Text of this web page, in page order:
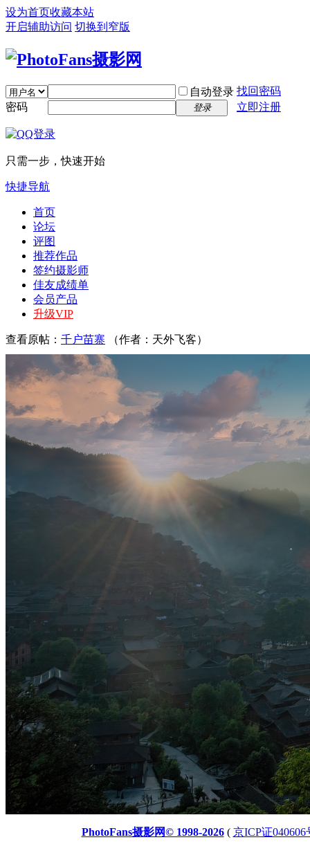
设为首页收藏本站
开启辅助访问 切换到窄版
自动登录 找回密码
密码
登录 立即注册
只需一步，快速开始
快捷导航
首页
论坛
评图
推荐作品
签约摄影师
佳友成绩单
会员产品
升级VIP
查看原帖： 千户苗寨 （作者：天外飞客）
PhotoFans摄影网© 1998-2026( 京ICP证040606